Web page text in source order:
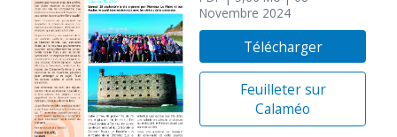
Novembre 2024
Télécharger
Feuilleter sur
Calaméo